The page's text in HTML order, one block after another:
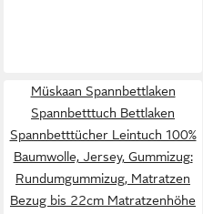
Müskaan Spannbettlaken
Spannbetttuch Bettlaken
Spannbetttücher Leintuch 100%
Baumwolle, Jersey, Gummizug:
Rundumgummizug, Matratzen
Bezug bis 22cm Matratzenhöhe